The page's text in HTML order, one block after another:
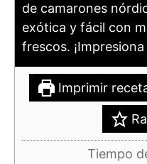
de camarones
exótica y fácil con
frescos.
Imprimir
Tiempo